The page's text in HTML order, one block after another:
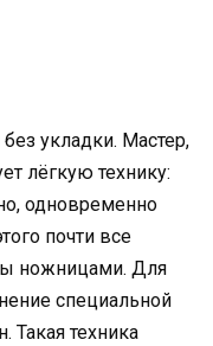
укладки. Мастер,
лёгкую технику:
одновременно
почти все
ножницами. Для
специальной
Такая техника